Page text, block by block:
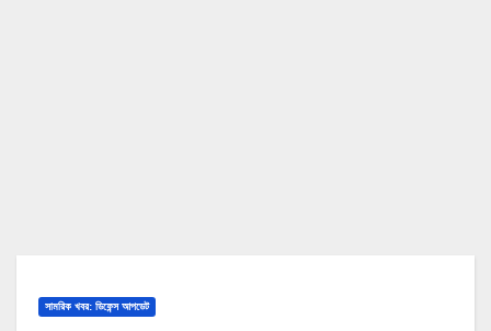
সামরিক খবর: ডিফেন্স আপডেট